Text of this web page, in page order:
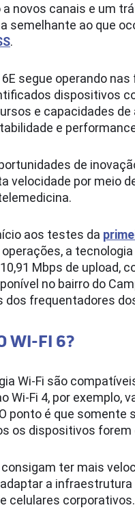
novos canais e um
semelhante ao que
.
segue operando nas
dispositivos
e capacidades
e
de
velocidade por meio
aos testes da
a
Mbps de upload,
no bairro do
frequentadores
WI-FI 6?
Wi-Fi são
Wi-Fi 4, por exemplo,
ponto é que
os dispositivos
ter mais
a
celulares corporativos.